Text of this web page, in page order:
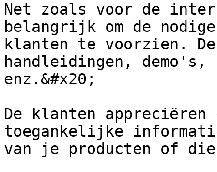
Net zoals voor de
belangrijk om de
klanten te voorzien.
handleidingen, demo's,
enz.&#x20;
De klanten
toegankelijke
van je producten of